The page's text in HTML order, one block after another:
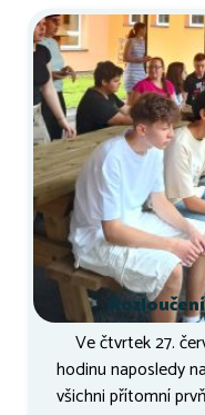
Ve čtvrtek 27.
hodinu naposledy
všichni přítomní